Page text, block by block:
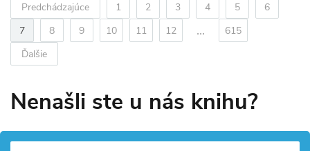
Predchádzajúce 1 2 3 4 5
6
7
8 9 10 11 12 ...
615
Ďalšie
Nenašli ste u nás knihu?